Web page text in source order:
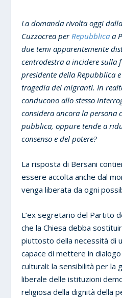
La domanda rivolta oggi
Cuzzocrea per Repubblica a
due temi apparentemente
centrodestra a incidere sulla
presidente della Repubblica
tragedia dei migranti. In
conducono allo stesso
considera ancora la persona
pubblica, oppure tende a
consenso e del potere?
La risposta di Bersani
essere accolta anche dal
venga liberata da ogni
L’ex segretario del Partito
che la Chiesa debba
piuttosto della necessità di
capace di mettere in
culturali: la sensibilità per la
liberale delle istituzioni
religiosa della dignità della